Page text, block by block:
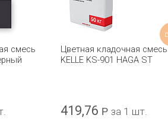
смесь
Цветная кладочная смесь
KELLE KS-901 HAGA ST
419,76 Р за 1 шт.